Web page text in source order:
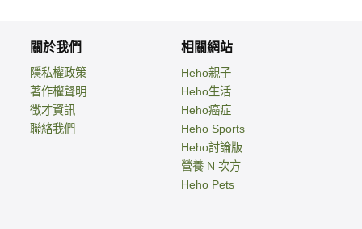
關於我們
隱私權政策
著作權聲明
徵才資訊
聯絡我們
相關網站
Heho親子
Heho生活
Heho癌症
Heho Sports
Heho討論版
營養 N 次方
Heho Pets